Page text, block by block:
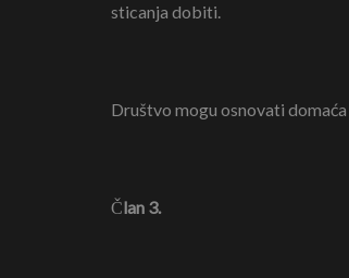
sticanja dobiti.
Društvo mogu osnovati
Član 3.